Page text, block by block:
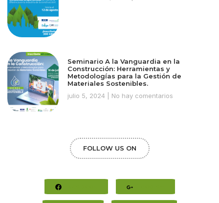
Seminario A la Vanguardia en la
Construcción: Herramientas y
Metodologías para la Gestión de
Materiales Sostenibles.
julio 5, 2024
No hay comentarios
FOLLOW US ON
Facebook Google+